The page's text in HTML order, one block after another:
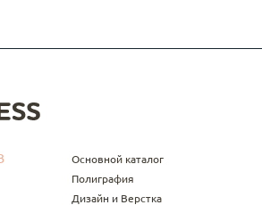
Основной каталог
Полиграфия
Дизайн и Верстка